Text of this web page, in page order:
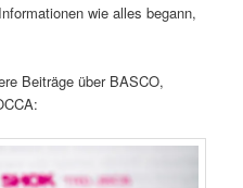
wie alles begann,
Beiträge über BASCO,